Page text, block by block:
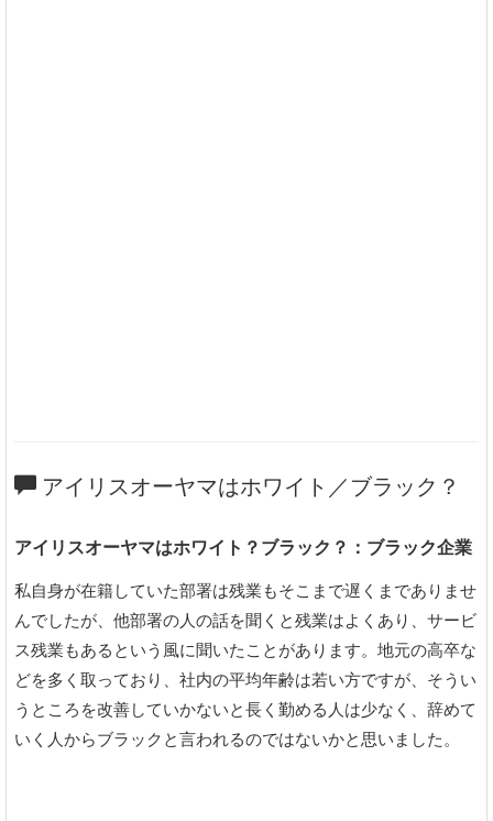
アイリスオーヤマはホワイト／ブラック？
アイリスオーヤマはホワイト？ブラック？：ブラック企業
私自身が在籍していた部署は残業もそこまで遅くまでありませ
んでしたが、他部署の人の話を聞くと残業はよくあり、サービ
ス残業もあるという風に聞いたことがあります。地元の高卒な
どを多く取っており、社内の平均年齢は若い方ですが、そうい
うところを改善していかないと長く勤める人は少なく、辞めて
いく人からブラックと言われるのではないかと思いました。